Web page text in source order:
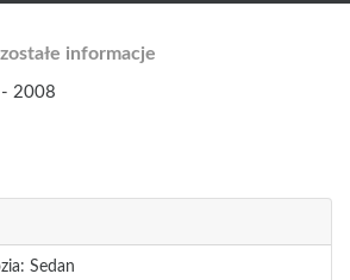
informacje
- 2008
Sedan